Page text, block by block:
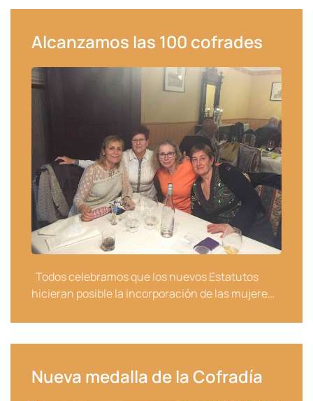
Alcanzamos las 100 cofrades
Todos celebramos que los nuevos Estatutos
hicieran posible la incorporación de las mujere…
Nueva medalla de la Cofradía